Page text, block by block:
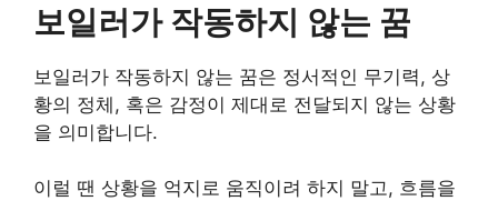
보일러가 작동하지 않는 꿈
보일러가 작동하지 않는 꿈은 정서적인 무기력, 상
황의 정체, 혹은 감정이 제대로 전달되지 않는 상황
을 의미합니다.
이럴 땐 상황을 억지로 움직이려 하지 말고, 흐름을